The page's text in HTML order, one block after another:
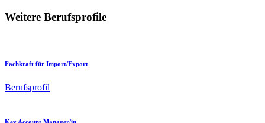
Weitere Berufsprofile
Fachkraft für Import/Export
Berufsprofil